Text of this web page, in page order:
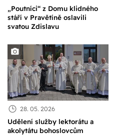
„Poutníci“ z Domu klidného
stáří v Pravětíně oslavili
svatou Zdislavu
28. 05. 2026
Udělení služby lektorátu a
akolytátu bohoslovcům